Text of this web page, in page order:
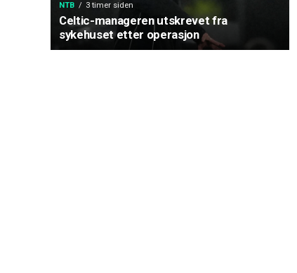
NTB 3 timer siden
Celtic-manageren utskrevet fra
sykehuset etter operasjon